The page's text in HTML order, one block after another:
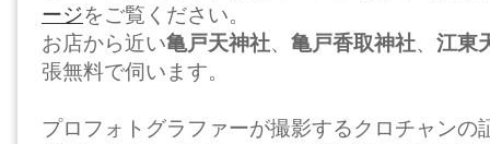
ージをご覧ください。
お店から近い亀戸天神社、 亀戸香取神社、 江東
張無料で伺います。
プロフォトグラファーが撮影するクロチャンの